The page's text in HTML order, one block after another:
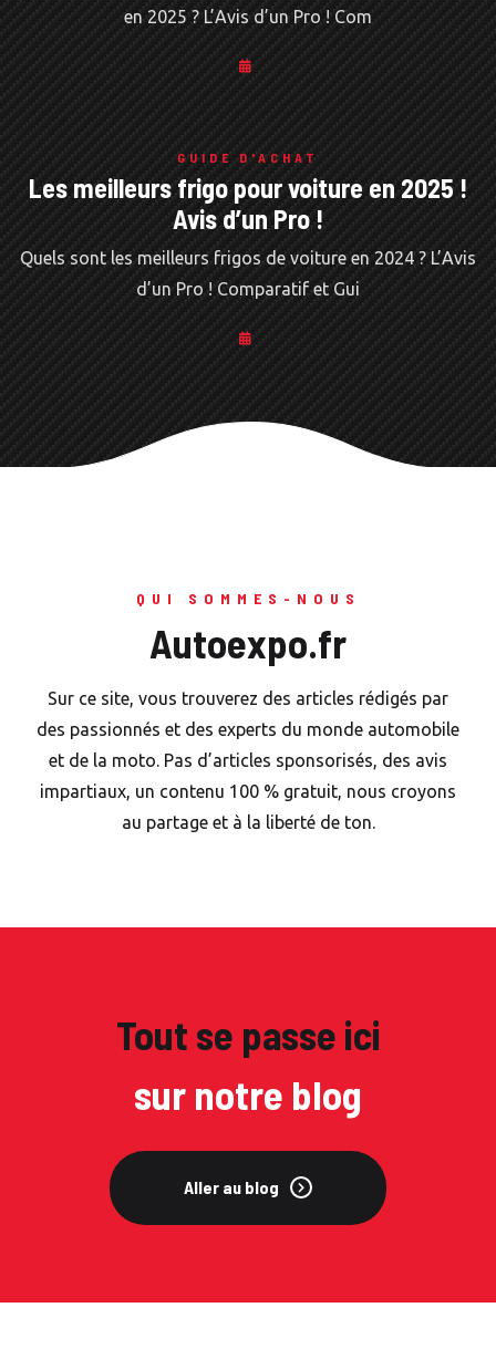
en 2025 ? L’Avis d’un Pro ! Com
GUIDE D'ACHAT
Les meilleurs frigo pour voiture en 2025 !
Avis d’un Pro !
Quels sont les meilleurs frigos de voiture en 2024 ? L’Avis
d’un Pro ! Comparatif et Gui
QUI SOMMES-NOUS
Autoexpo.fr
Sur ce site, vous trouverez des articles rédigés par
des passionnés et des experts du monde automobile
et de la moto. Pas d’articles sponsorisés, des avis
impartiaux, un contenu 100 % gratuit, nous croyons
au partage et à la liberté de ton.
Tout se passe ici
sur notre blog
Aller au blog